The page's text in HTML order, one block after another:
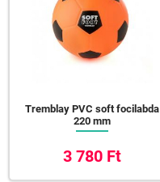
Tremblay PVC soft focilabda
220 mm
3 780 Ft